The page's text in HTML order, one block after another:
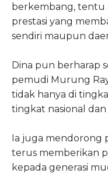
berkembang, tentu
prestasi yang
sendiri maupun
Dina pun berharap
pemudi Murung
tidak hanya di
tingkat nasional
Ia juga mendorong
terus memberikan
kepada generasi